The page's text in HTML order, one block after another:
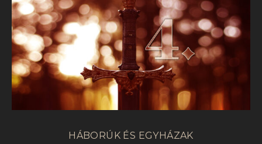
HÁBORÚK ÉS EGYHÁZAK